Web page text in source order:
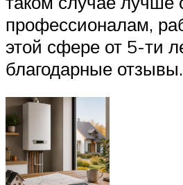
профессионалам,
этой сфере от 5-ти
благодарные отзывы.